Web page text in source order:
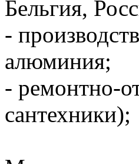
Бельгия,
-
алюминия;
- ремонтно-
сантехники);